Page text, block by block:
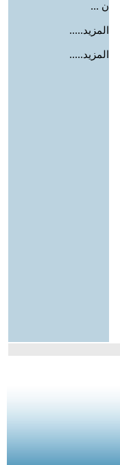
ن ...
المزيد.....
المزيد.....